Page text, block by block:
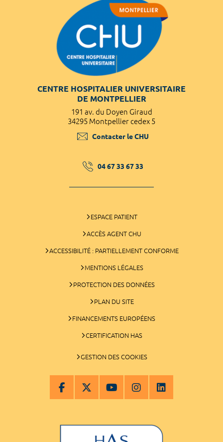
CENTRE HOSPITALIER UNIVERSITAIRE
DE MONTPELLIER
191 av. du Doyen Giraud
34295 Montpellier cedex 5
Contacter le CHU
04 67 33 67 33
ESPACE PATIENT
ACCÈS AGENT CHU
ACCESSIBILITÉ : PARTIELLEMENT CONFORME
MENTIONS LÉGALES
PROTECTION DES DONNÉES
PLAN DU SITE
FINANCEMENTS EUROPÉENS
CERTIFICATION HAS
GESTION DES COOKIES